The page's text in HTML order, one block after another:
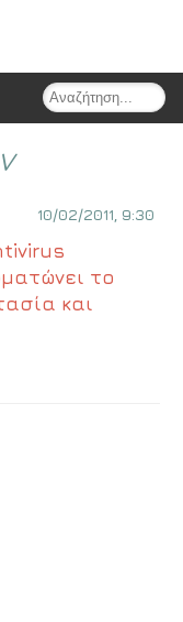
Search
10/02/2011, 9:30
το
και